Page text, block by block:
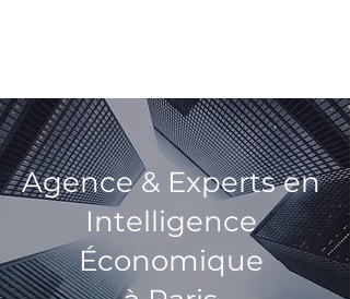
Agence & Experts en
Intelligence
Économique